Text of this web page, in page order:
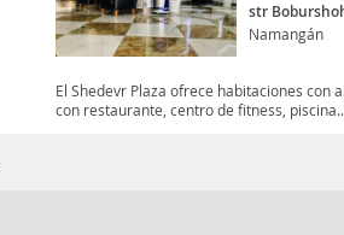
str
Namangán
El Shedevr Plaza ofrece habitaciones con
con restaurante, centro de fitness,